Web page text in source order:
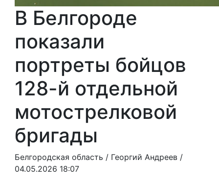
В Белгороде
показали
портреты бойцов
128-й отдельной
мотострелковой
бригады
Белгородская область / Георгий Андреев /
04.05.2026 18:07